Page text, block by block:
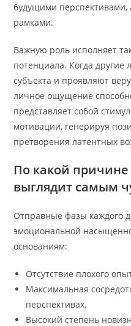
будущими
рамками.
Важную роль исполняет
потенциала. Когда
субъекта и проявляют
личное ощущение
представляет собой
мотивации, генерируя
претворения латентных
По какой
выглядит самым
Отправные фазы каждого
эмоциональной
основаниям:
Отсутствие плохого
Максимальная
перспективах.
Высокий степень